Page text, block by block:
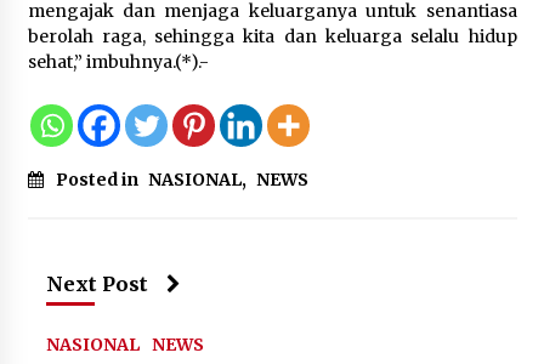
NTT, Ahmad Ali: Karya dan
Pengabdiannya Masih Dirasakan
Masyarakat
Kota Serang Bantu Bedah Rumah
mengajak dan menjaga keluarganya untuk senantiasa
berolah raga, sehingga kita dan keluarga selalu hidup
sehat,” imbuhnya.(*).-
Posted in NASIONAL, NEWS
Next Post
NASIONAL NEWS